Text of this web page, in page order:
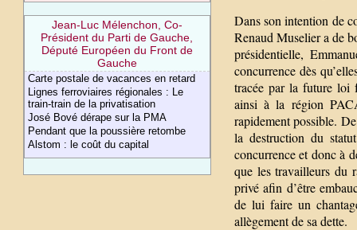
Jean-Luc Mélenchon, Co-
Président du Parti de Gauche,
Député Européen du Front de
Gauche
Carte postale de vacances en retard
Lignes ferroviaires régionales : Le
train-train de la privatisation
José Bové dérape sur la PMA
Pendant que la poussière retombe
Alstom : le coût du capital
Dans son intention de
Renaud Muselier a de
présidentielle,
concurrence dès
tracée par la future loi
ainsi à la région
rapidement possible.
la destruction du
concurrence et donc à
que les travailleurs du
privé afin d’être
de lui faire un
allègement de sa dette.